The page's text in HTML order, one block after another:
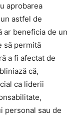
aprobarea
astfel de
ar beneficia de un
să permită
a fi afectat de
că,
ca liderii
personal sau de